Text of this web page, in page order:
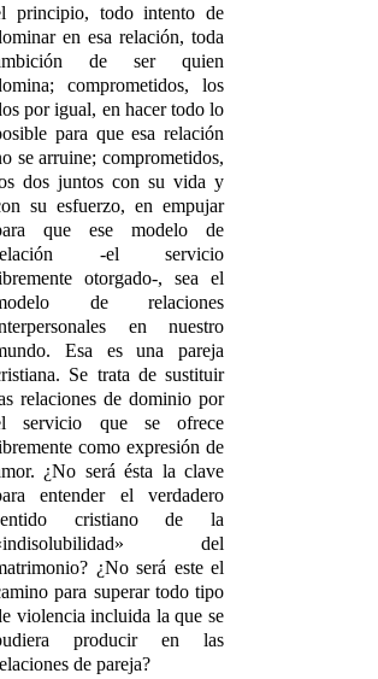
principio, todo intento de
en esa relación, toda
de ser quien
comprometidos, los
por igual, en hacer todo lo
para que esa relación
se arruine; comprometidos,
dos juntos con su vida y
su esfuerzo, en empujar
que ese modelo de
-el servicio
otorgado-, sea el
de relaciones
en nuestro
Esa es una pareja
Se trata de sustituir
relaciones de dominio por
servicio que se ofrece
como expresión de
¿No será ésta la clave
entender el verdadero
cristiano de la
del
¿No será este el
para superar todo tipo
violencia incluida la que se
producir en las
de pareja?